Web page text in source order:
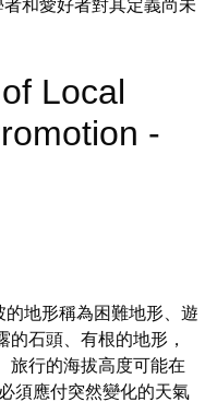
和愛好者對其定義尚未
Local
-
地形稱為困難地形、遊
的石頭、有根的地形，
旅行的海拔高度可能在
須應付突然變化的天氣